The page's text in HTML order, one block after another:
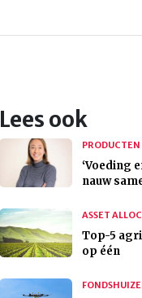
Lees ook
PRODUCTEN
‘Voeding
nauw
ASSET
Top-5
op één